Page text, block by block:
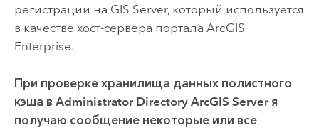
регистрации на GIS Server, который используется
в качестве хост-сервера портала ArcGIS
Enterprise.
При проверке хранилища данных полистного
кэша в Administrator Directory ArcGIS Serverя
получаю сообщение некоторые или все